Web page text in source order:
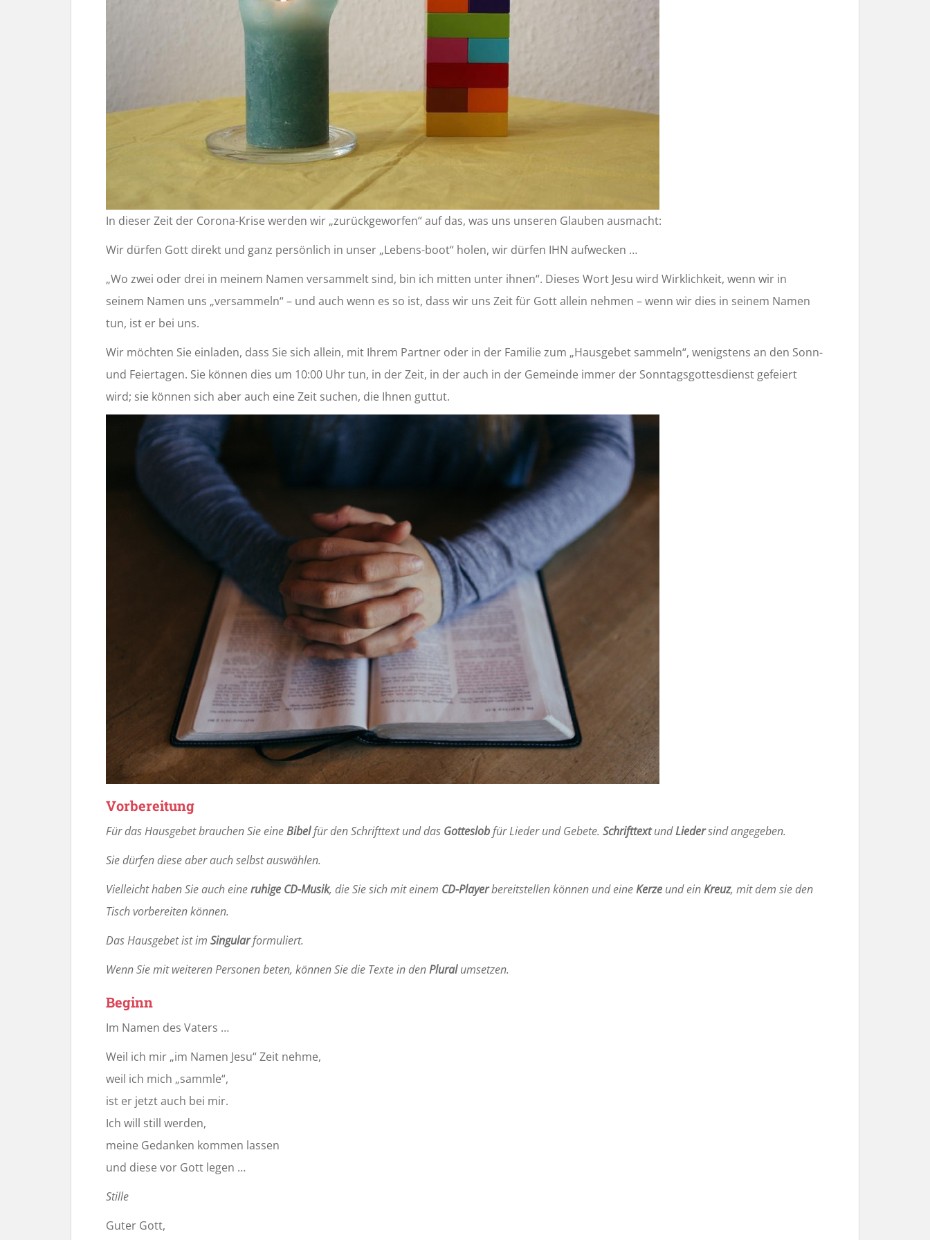
In dieser Zeit der Corona-Krise werden wir „zurückgeworfen“ auf das, was uns unseren Glauben ausmacht:
Wir dürfen Gott direkt und ganz persönlich in unser „Lebens-boot“ holen, wir dürfen IHN aufwecken …
„Wo zwei oder drei in meinem Namen versammelt sind, bin ich mitten unter ihnen“. Dieses Wort Jesu wird Wirklichkeit, wenn wir in
seinem Namen uns „versammeln“ – und auch wenn es so ist, dass wir uns Zeit für Gott allein nehmen – wenn wir dies in seinem Namen
tun, ist er bei uns.
Wir möchten Sie einladen, dass Sie sich allein, mit Ihrem Partner oder in der Familie zum „Hausgebet sammeln“, wenigstens an den Sonn-
und Feiertagen. Sie können dies um 10:00 Uhr tun, in der Zeit, in der auch in der Gemeinde immer der Sonntagsgottesdienst gefeiert
wird; sie können sich aber auch eine Zeit suchen, die Ihnen guttut.
Vorbereitung
Für das Hausgebet brauchen Sie eineBibelfür den Schrifttext und das Gotteslobfür Lieder und Gebete. SchrifttextundLiedersind angegeben.
Sie dürfen diese aber auch selbst auswählen.
Vielleicht haben Sie auch eineruhige CD-Musik, die Sie sich mit einem CD-Playerbereitstellen können und eineKerze und einKreuz, mit dem sie den
Tisch vorbereiten können.
Das Hausgebet ist im Singularformuliert.
Wenn Sie mit weiteren Personen beten, können Sie die Texte in denPluralumsetzen.
Beginn
Im Namen des Vaters …
Weil ich mir „im Namen Jesu“ Zeit nehme,
weil ich mich „sammle“,
ist er jetzt auch bei mir.
Ich will still werden,
meine Gedanken kommen lassen
und diese vor Gott legen …
Stille
Guter Gott,